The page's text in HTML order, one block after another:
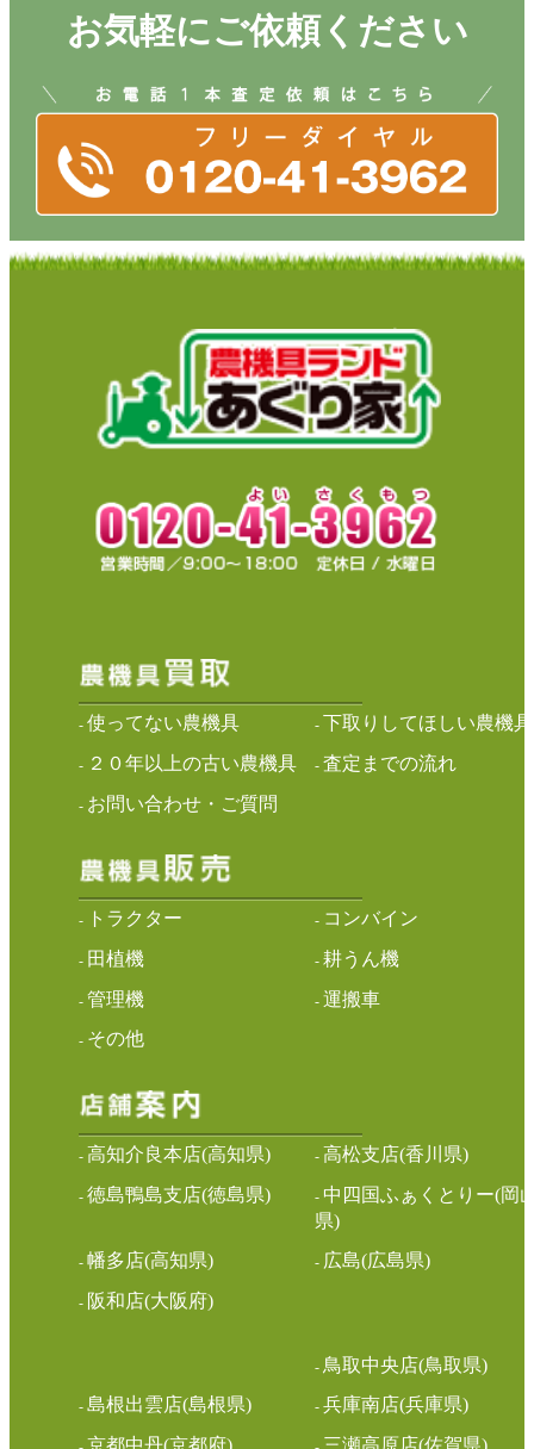
お気軽にご依頼ください
- 使ってない農機具 - 下取りしてほしい農機具
- ２０年以上の古い農機具 - 査定までの流れ
- お問い合わせ・ご質問
- トラクター - コンバイン
- 田植機 - 耕うん機
- 管理機 - 運搬車
- その他
- 高知介良本店(高知県) - 高松支店(香川県)
- 徳島鴨島支店(徳島県) - 中四国ふぁくとりー(岡
県)
- 幡多店(高知県) - 広島(広島県)
- 阪和店(大阪府)
- 鳥取中央店(鳥取県)
- 島根出雲店(島根県) - 兵庫南店(兵庫県)